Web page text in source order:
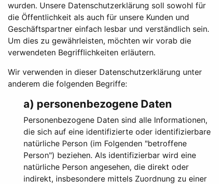
wurden. Unsere Datenschutzerklärung soll sowohl für
die Öffentlichkeit als auch für unsere Kunden und
Geschäftspartner einfach lesbar und verständlich sein.
Um dies zu gewährleisten, möchten wir vorab die
verwendeten Begrifflichkeiten erläutern.
Wir verwenden in dieser Datenschutzerklärung unter
anderem die folgenden Begriffe:
a) personenbezogene Daten
Personenbezogene Daten sind alle Informationen,
die sich auf eine identifizierte oder identifizierbare
natürliche Person (im Folgenden "betroffene
Person") beziehen. Als identifizierbar wird eine
natürliche Person angesehen, die direkt oder
indirekt, insbesondere mittels Zuordnung zu einer